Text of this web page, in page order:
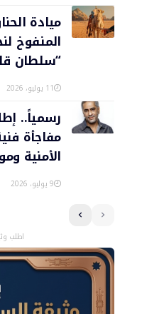
ميادة
المنفوخ
“سلطان
11 يوليو، 2026
رسمياً..
مفاجأة
الأمنية
9 يوليو، 2026
اطلب